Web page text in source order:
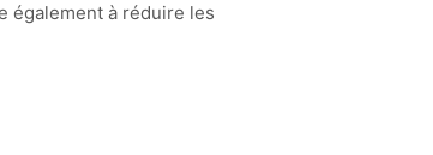
également à réduire les